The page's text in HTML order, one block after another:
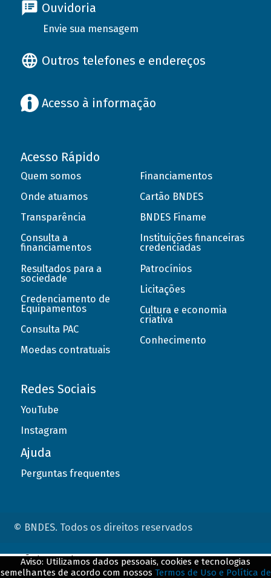
Ouvidoria
Envie sua mensagem
Outros telefones e endereços
Acesso à informação
Acesso Rápido
Quem somos
Onde atuamos
Transparência
Consulta a
financiamentos
Resultados para a
sociedade
Credenciamento de
Equipamentos
Consulta PAC
Moedas contratuais
Financiamentos
Cartão BNDES
BNDES Finame
Instituições financeiras
credenciadas
Patrocínios
Licitações
Cultura e economia
criativa
Conhecimento
Redes Sociais
YouTube
Instagram
Ajuda
Perguntas frequentes
© BNDES. Todos os direitos reservados
Aviso: Utilizamos dados pessoais, cookies e tecnologias
semelhantes de acordo com nossos Termos de Uso e Política de
ConteÃºdo complementar